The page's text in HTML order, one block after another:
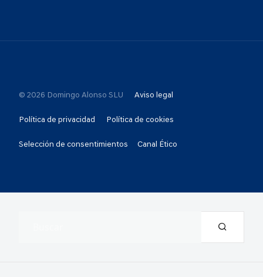
© 2026 Domingo Alonso SLU Aviso legal
Política de privacidad Política de cookies
Selección de consentimientos Canal Ético